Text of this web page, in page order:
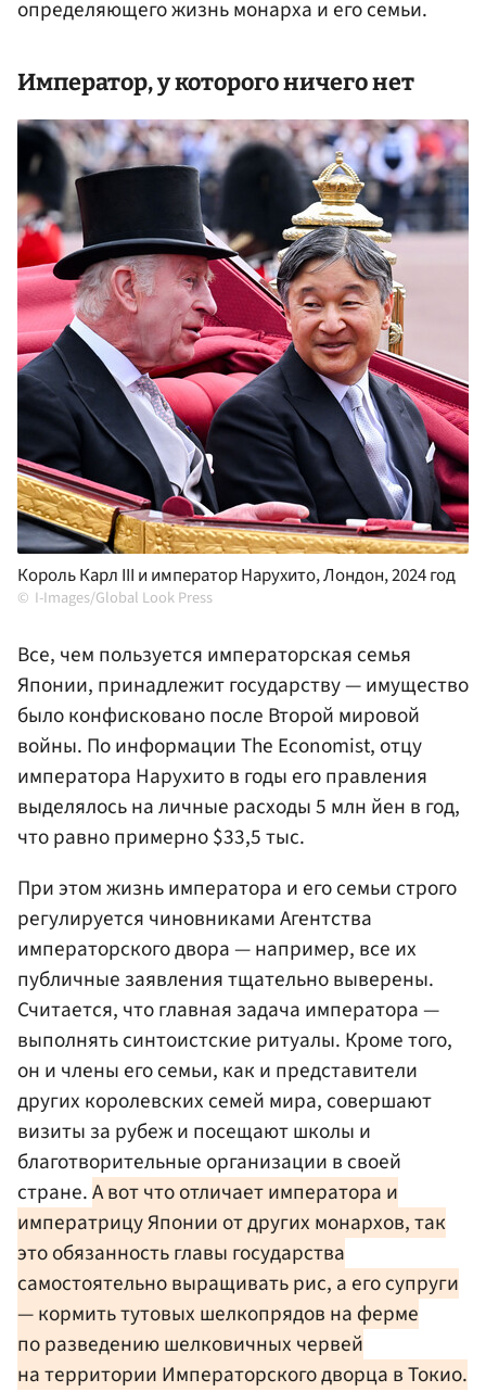
определяющего жизнь монарха и его семьи.
Император, у которого ничего нет
Король Карл III и император Нарухито, Лондон, 2024 год
I-Images/Global Look Press
Все, чем пользуется императорская семья
Японии, принадлежит государству — имущество
было конфисковано после Второй мировой
войны. По информации The Economist, отцу
императора Нарухито в годы его правления
выделялось на личные расходы 5 млн йен в год,
что равно примерно $33,5 тыс.
При этом жизнь императора и его семьи строго
регулируется чиновниками Агентства
императорского двора — например, все их
публичные заявления тщательно выверены.
Считается, что главная задача императора —
выполнять синтоистские ритуалы. Кроме того,
он и члены его семьи, как и представители
других королевских семей мира, совершают
визиты за рубеж и посещают школы и
благотворительные организации в своей
стране.А вот что отличает императора и
императрицу Японии от других монархов, так
это обязанность главы государства
самостоятельно выращивать рис, а его супруги
— кормить тутовых шелкопрядов на ферме
по разведению шелковичных червей
на территории Императорского дворца в Токио.